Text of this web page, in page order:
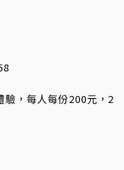
驗，每人每份200元，2